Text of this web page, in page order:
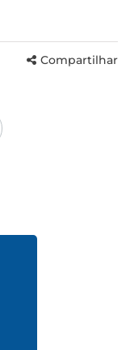
Compartilhar